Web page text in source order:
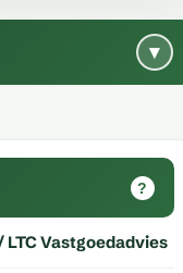
▾
?
LTC Vastgoedadvies